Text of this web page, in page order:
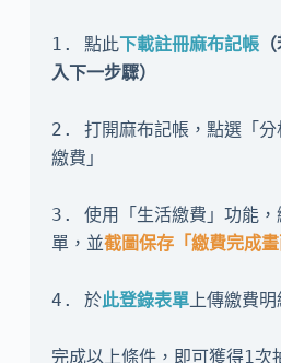
1. 點此下載註冊麻布記帳（
入下一步驟）
2. 打開麻布記帳，點選「
繳費」
3. 使用「生活繳費」功能，
單，並截圖保存「繳費完成畫
4. 於此登錄表單上傳繳費明
完成以上條件，即可獲得1次